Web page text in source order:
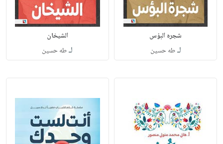
شجره البؤس
لـطه حسين
الشيخان
لـطه حسين